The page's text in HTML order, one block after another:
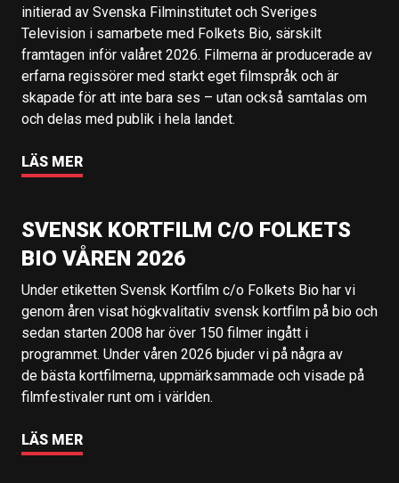
initierad av Svenska Filminstitutet och Sveriges
Television i samarbete med Folkets Bio, särskilt
framtagen inför valåret 2026. Filmerna är producerade av
erfarna regissörer med starkt eget filmspråk och är
skapade för att inte bara ses – utan också samtalas om
och delas med publik i hela landet.
LÄS MER
SVENSK KORTFILM C/O FOLKETS
BIO VÅREN 2026
Under etiketten Svensk Kortfilm c/o Folkets Bio har vi
genom åren visat högkvalitativ svensk kortfilm på bio och
sedan starten 2008 har över 150 filmer ingått i
programmet. Under våren 2026 bjuder vi på några av
de bästa kortfilmerna, uppmärksammade och visade på
filmfestivaler runt om i världen.
LÄS MER